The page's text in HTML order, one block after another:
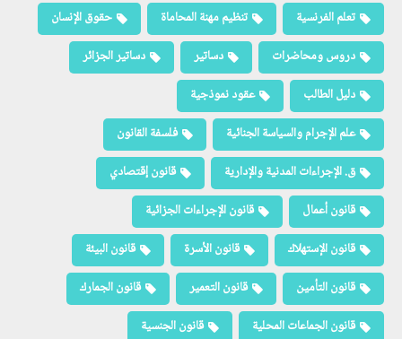
تعلم الفرنسية
تنظيم مهنة المحاماة
حقوق الإنسان
دروس ومحاضرات
دساتير
دساتير الجزائر
دليل الطالب
عقود نموذجية
علم الإجرام والسياسة الجنائية
فلسفة القانون
ق. الإجراءات المدنية والإدارية
قانون إقتصادي
قانون أعمال
قانون الإجراءات الجزائية
قانون الإستهلاك
قانون الأسرة
قانون البيئة
قانون التأمين
قانون التعمير
قانون الجمارك
قانون الجماعات المحلية
قانون الجنسية